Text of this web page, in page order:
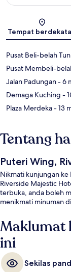
Tempat
Pusat Beli-belah
Pusat Membeli-
Jalan Padungan- 6
Demaga Kuching -
Plaza Merdeka- 13
Tentang
Puteri Wing,
Nikmati kunjungan
Riverside Majestic
terbuka, anda boleh
menikmati minuman
Maklumat
ini
Sekilas